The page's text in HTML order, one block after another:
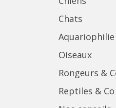
Chats
Aquariophilie
Oiseaux
Rongeurs &
Reptiles & Co